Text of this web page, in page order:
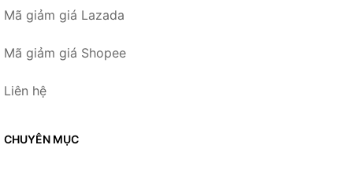
Mã giảm giá Lazada
Mã giảm giá Shopee
Liên hệ
CHUYÊN MỤC